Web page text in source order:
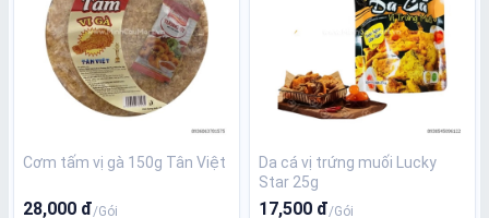
Cơm tấm vị gà 150g Tân Việt
28,000 đ/Gói
Da cá vị trứng muối Lucky
Star 25g
17,500 đ/Gói